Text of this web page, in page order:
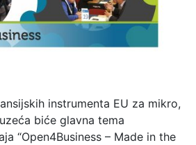
instrumenta EU za mikro,
biće glavna tema
“Open4Business – Made in the